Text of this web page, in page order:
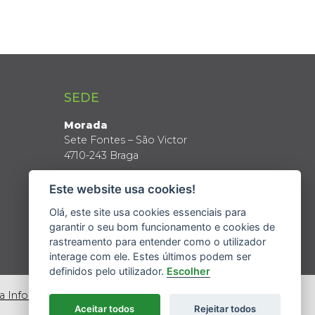
SEDE
Morada
Sete Fontes – São Victor
4710-243 Braga
Latitude: 41º 34’ N
Longitude: 8º 24’ W
Informação
Este website usa cookies!
Olá, este site usa cookies essenciais para
garantir o seu bom funcionamento e cookies de
rastreamento para entender como o utilizador
interage com ele. Estes últimos podem ser
definidos pelo utilizador. Escolher
Aceitar todos Rejeitar todos